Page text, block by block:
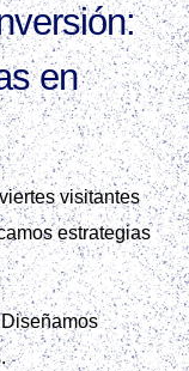
en
visitantes
estrategias